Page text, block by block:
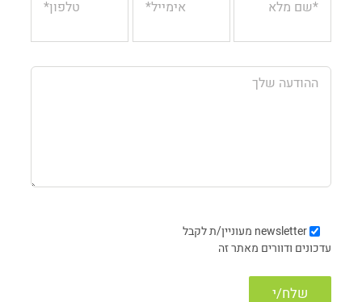
newsletter מעוניין/ת לקבל
עדכונים ודוורים מאתר זה